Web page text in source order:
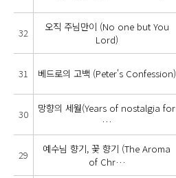
32
오직 주님만이 (No one but You
Lord)
31 베드로의 고백 (Peter's Confession)
30
망향의 세월(Years of nostalgia for
…
29
예수님 향기, 꽃 향기 (The Aroma
of Chr…